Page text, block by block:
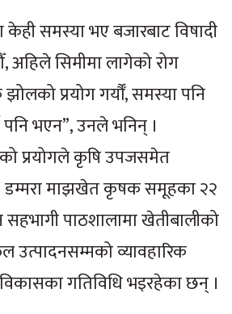
समस्या भए बजारबाट विषादी
अहिले सिमीमा लागेको रोग
प्रयोग गर्यौँ, समस्या पनि
भएन”, उनले भनिन् ।
प्रयोगले कृषि उपजसमेत
डम्मरा माझखेत कृषक समूहका २२
पाठशालामा खेतीबालीको
व्यावहारिक
विकासका गतिविधि भइरहेका छन् ।